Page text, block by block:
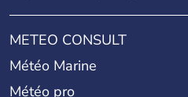
METEO CONSULT
Météo Marine
Météo pro